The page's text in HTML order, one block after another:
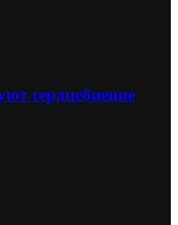
сердцебиение